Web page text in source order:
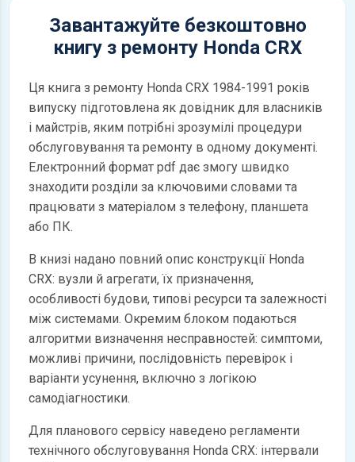
Завантажуйте безкоштовно
книгу з ремонту Honda CRX
Ця книга з ремонту Honda CRX 1984-1991 років
випуску підготовлена як довідник для власників
і майстрів, яким потрібні зрозумілі процедури
обслуговування та ремонту в одному документі.
Електронний формат pdf дає змогу швидко
знаходити розділи за ключовими словами та
працювати з матеріалом з телефону, планшета
або ПК.
В книзі надано повний опис конструкції Honda
CRX: вузли й агрегати, їх призначення,
особливості будови, типові ресурси та залежності
між системами. Окремим блоком подаються
алгоритми визначення несправностей: симптоми,
можливі причини, послідовність перевірок і
варіанти усунення, включно з логікою
самодіагностики.
Для планового сервісу наведено регламенти
технічного обслуговування Honda CRX: інтервали